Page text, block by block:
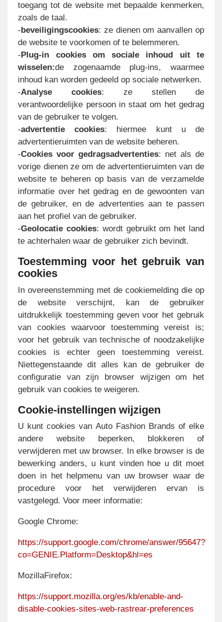
toegang tot de website met bepaalde kenmerken,
zoals de taal.
- beveiligingscookies: ze dienen om aanvallen op
de website te voorkomen of te belemmeren.
- Plug-in cookies om sociale inhoud uit te
wisselen:de zogenaamde plug-ins, waarmee
inhoud kan worden gedeeld op sociale netwerken.
-Analyse cookies: ze stellen de
verantwoordelijke persoon in staat om het gedrag
van de gebruiker te volgen.
-advertentie cookies: hiermee kunt u de
advertentieruimten van de website beheren.
-Cookies voor gedragsadvertenties: net als de
vorige dienen ze om de advertentieruimten van de
website te beheren op basis van de verzamelde
informatie over het gedrag en de gewoonten van
de gebruiker, en de advertenties aan te passen
aan het profiel van de gebruiker.
-Geolocatie cookies: wordt gebruikt om het land
te achterhalen waar de gebruiker zich bevindt.
Toestemming voor het gebruik van
cookies
In overeenstemming met de cookiemelding die op
de website verschijnt, kan de gebruiker
uitdrukkelijk toestemming geven voor het gebruik
van cookies waarvoor toestemming vereist is;
voor het gebruik van technische of noodzakelijke
cookies is echter geen toestemming vereist.
Niettegenstaande dit alles kan de gebruiker de
configuratie van zijn browser wijzigen om het
gebruik van cookies te weigeren.
Cookie-instellingen wijzigen
U kunt cookies van Auto Fashion Brands of elke
andere website beperken, blokkeren of
verwijderen met uw browser. In elke browser is de
bewerking anders, u kunt vinden hoe u dit moet
doen in het helpmenu van uw browser waar de
procedure voor het verwijderen ervan is
vastgelegd. Voor meer informatie:
Google Chrome:
https://support.google.com/chrome/answer/95647?
co=GENIE.Platform=Desktop&hl=es
MozillaFirefox:
https://support.mozilla.org/es/kb/enable-and-
disable-cookies-sites-web-rastrear-preferences